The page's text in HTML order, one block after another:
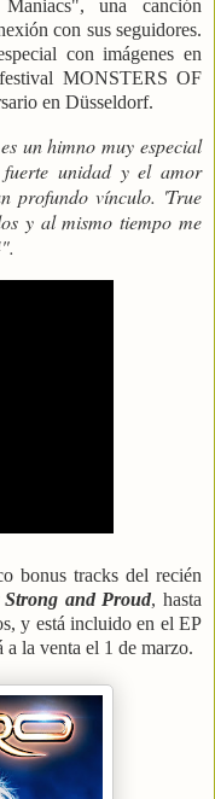
una canción
con sus seguidores.
con imágenes en
MONSTERS OF
en Düsseldorf.
un himno muy especial
unidad y el amor
profundo vínculo. 'True
y al mismo tiempo me
bonus tracks del recién
Strong and Proud, hasta
y está incluido en el EP
la venta el 1 de marzo.